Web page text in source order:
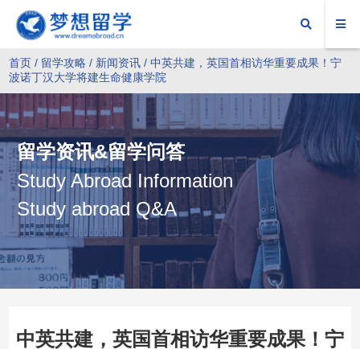
首页 / 留学攻略 / 新闻资讯 / 中英共建，英国首相访华重要成果！宁
波诺丁汉大学将建生命健康学院
留学资讯&留学问答
Study Abroad Information
Study abroad Q&A
中英共建，英国首相访华重要成果！宁